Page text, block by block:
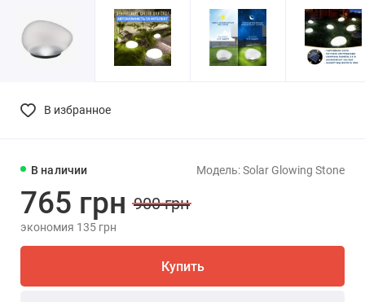
В избранное
В наличии Модель: Solar Glowing Stone
765 грн 900 грн
экономия 135 грн
Купить